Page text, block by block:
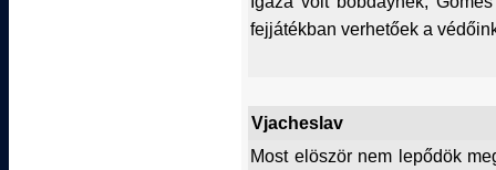
fejjátékban verhetőek a
Vjacheslav
Most elöször nem lepődök